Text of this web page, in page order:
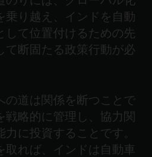
乗り越え、インドを自動
して位置付けるための先
て断固たる政策行動が必
の道は関係を断つことで
戦略的に管理し、協力関
に投資することです。
取れば、インドは自動車